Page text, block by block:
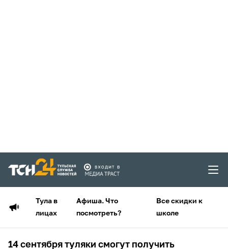
Тула в
лицах
Афиша. Что
посмотреть?
Все скидки к
школе
14 сентября туляки смогут получить